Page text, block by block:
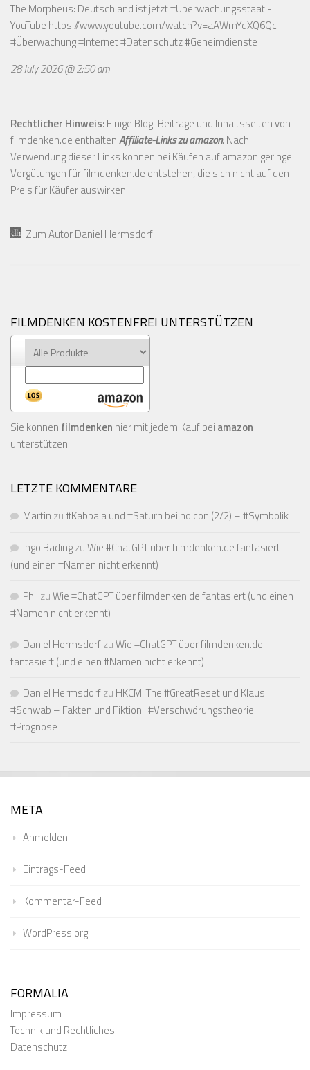
The Morpheus: Deutschland ist jetzt #Überwachungsstaat -
YouTube https://www.youtube.com/watch?v=aAWmYdXQ6Qc
#Überwachung #Internet #Datenschutz #Geheimdienste
28 July 2026 @ 2:50 am
Rechtlicher Hinweis: Einige Blog-Beiträge und Inhaltsseiten von
filmdenken.de enthaltenAffiliate-Links zu amazon. Nach
Verwendung dieser Links können bei Käufen auf amazon geringe
Vergütungen für filmdenken.de entstehen, die sich nicht auf den
Preis für Käufer auswirken.
Zum Autor Daniel Hermsdorf
FILMDENKEN KOSTENFREI UNTERSTÜTZEN
Sie können filmdenken hier mit jedem Kauf bei amazon
unterstützen.
LETZTE KOMMENTARE
Martin zu#Kabbala und #Saturn bei noicon (2/2) – #Symbolik
Ingo BadingzuWie #ChatGPT über filmdenken.de fantasiert
(und einen #Namen nicht erkennt)
Phil zuWie #ChatGPT über filmdenken.de fantasiert (und einen
#Namen nicht erkennt)
Daniel HermsdorfzuWie #ChatGPT über filmdenken.de
fantasiert (und einen #Namen nicht erkennt)
Daniel Hermsdorfzu HKCM: The #GreatReset und Klaus
#Schwab – Fakten und Fiktion | #Verschwörungstheorie
#Prognose
META
Anmelden
Eintrags-Feed
Kommentar-Feed
WordPress.org
FORMALIA
Impressum
Technik und Rechtliches
Datenschutz